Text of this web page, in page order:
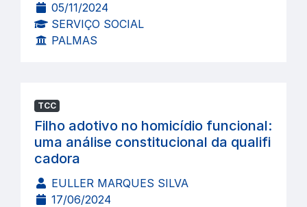
05/11/2024
SERVIÇO SOCIAL
PALMAS
TCC
Filho adotivo no homicídio funcional:
uma análise constitucional da qualifi
cadora
EULLER MARQUES SILVA
17/06/2024